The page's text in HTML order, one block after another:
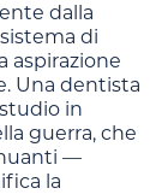
dalla
di
aspirazione
Una dentista
in
guerra, che
—
la